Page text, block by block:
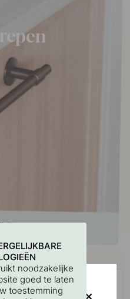
met
15
POPULAR
noodzakelijke
goed te laten
toestemming